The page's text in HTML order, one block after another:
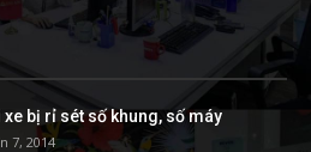
xe bị rỉ sét số khung, số máy
7, 2014